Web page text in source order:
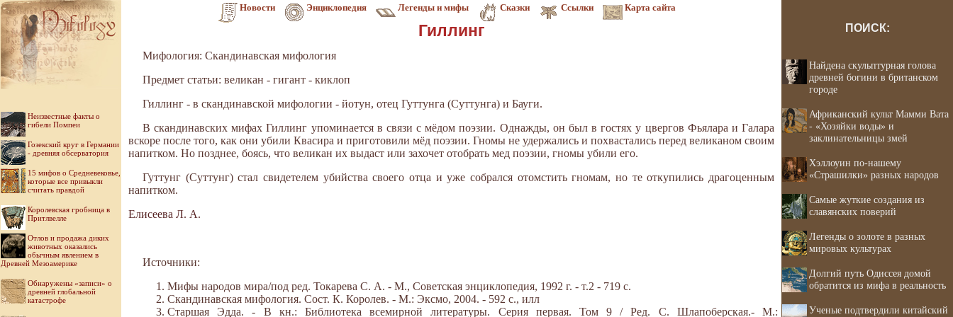
Новости Энциклопедия Легенды и мифы Сказки Ссылки Карта сайта
Неизвестные факты о
гибели Помпеи
Гозекский круг в Германии
- древняя обсерватория
15 мифов о Средневековье,
которые все привыкли
считать правдой
Королевская гробница в
Притлвелле
Отлов и продажа диких
животных оказались
обычным явлением в
Древней Мезоамерике
Обнаружены «записи» о
древней глобальной
катастрофе
Гиллинг
Мифология: Скандинавская мифология
Предмет статьи: великан - гигант - киклоп
Гиллинг - в скандинавской мифологии - йотун, отец Гуттунга (Суттунга) и Бауги.
В скандинавских мифах Гиллинг упоминается в связи с мёдом поэзии. Однажды, он был в гостях у цвергов Фьялара и Галара
вскоре после того, как они убили Квасира и приготовили мёд поэзии. Гномы не удержались и похвастались перед великаном своим
напитком. Но позднее, боясь, что великан их выдаст или захочет отобрать мед поэзии, гномы убили его.
Гуттунг (Суттунг) стал свидетелем убийства своего отца и уже собрался отомстить гномам, но те откупились драгоценным
напитком.
Елисеева Л. А.
Источники:
Мифы народов мира/под ред. Токарева С. А. - М., Советская энциклопедия, 1992 г. - т.2 - 719 с.
Скандинавская мифология. Сост. К. Королев. - М.: Эксмо, 2004. - 592 с., илл
Старшая Эдда. - В кн.: Библиотека всемирной литературы. Серия первая. Том 9 / Ред. С. Шлапоберская.- М.:
ПОИСК:
Найдена скульптурная голова
древней богини в британском
городе
Африканский культ Мамми Вата
- «Хозяйки воды» и
заклинательницы змей
Хэллоуин по-нашему
«Страшилки» разных народов
Самые жуткие создания из
славянских поверий
Легенды о золоте в разных
мировых культурах
Долгий путь Одиссея домой
обратится из мифа в реальность
Ученые подтвердили китайский